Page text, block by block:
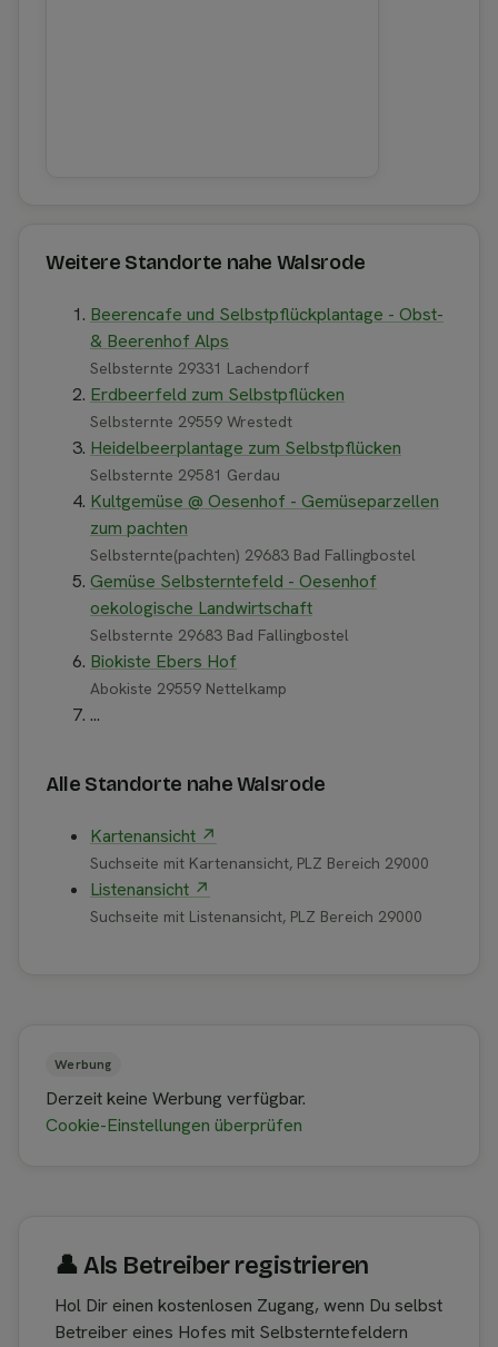
Weitere Standorte nahe Walsrode
Beerencafe und Selbstpflückplantage - Obst-
& Beerenhof Alps
Selbsternte 29331 Lachendorf
Erdbeerfeld zum Selbstpflücken
Selbsternte 29559 Wrestedt
Heidelbeerplantage zum Selbstpflücken
Selbsternte 29581 Gerdau
Kultgemüse @ Oesenhof - Gemüseparzellen
zum pachten
Selbsternte(pachten) 29683 Bad Fallingbostel
Gemüse Selbsterntefeld - Oesenhof
oekologische Landwirtschaft
Selbsternte 29683 Bad Fallingbostel
Biokiste Ebers Hof
Abokiste 29559 Nettelkamp
...
Alle Standorte nahe Walsrode
Kartenansicht ↗
Suchseite mit Kartenansicht, PLZ Bereich 29000
Listenansicht ↗
Suchseite mit Listenansicht, PLZ Bereich 29000
Werbung
Derzeit keine Werbung verfügbar.
Cookie-Einstellungen überprüfen
👤︎ Als Betreiber registrieren
Hol Dir einen kostenlosen Zugang, wenn Du selbst
Betreiber eines Hofes mit Selbsterntefeldern